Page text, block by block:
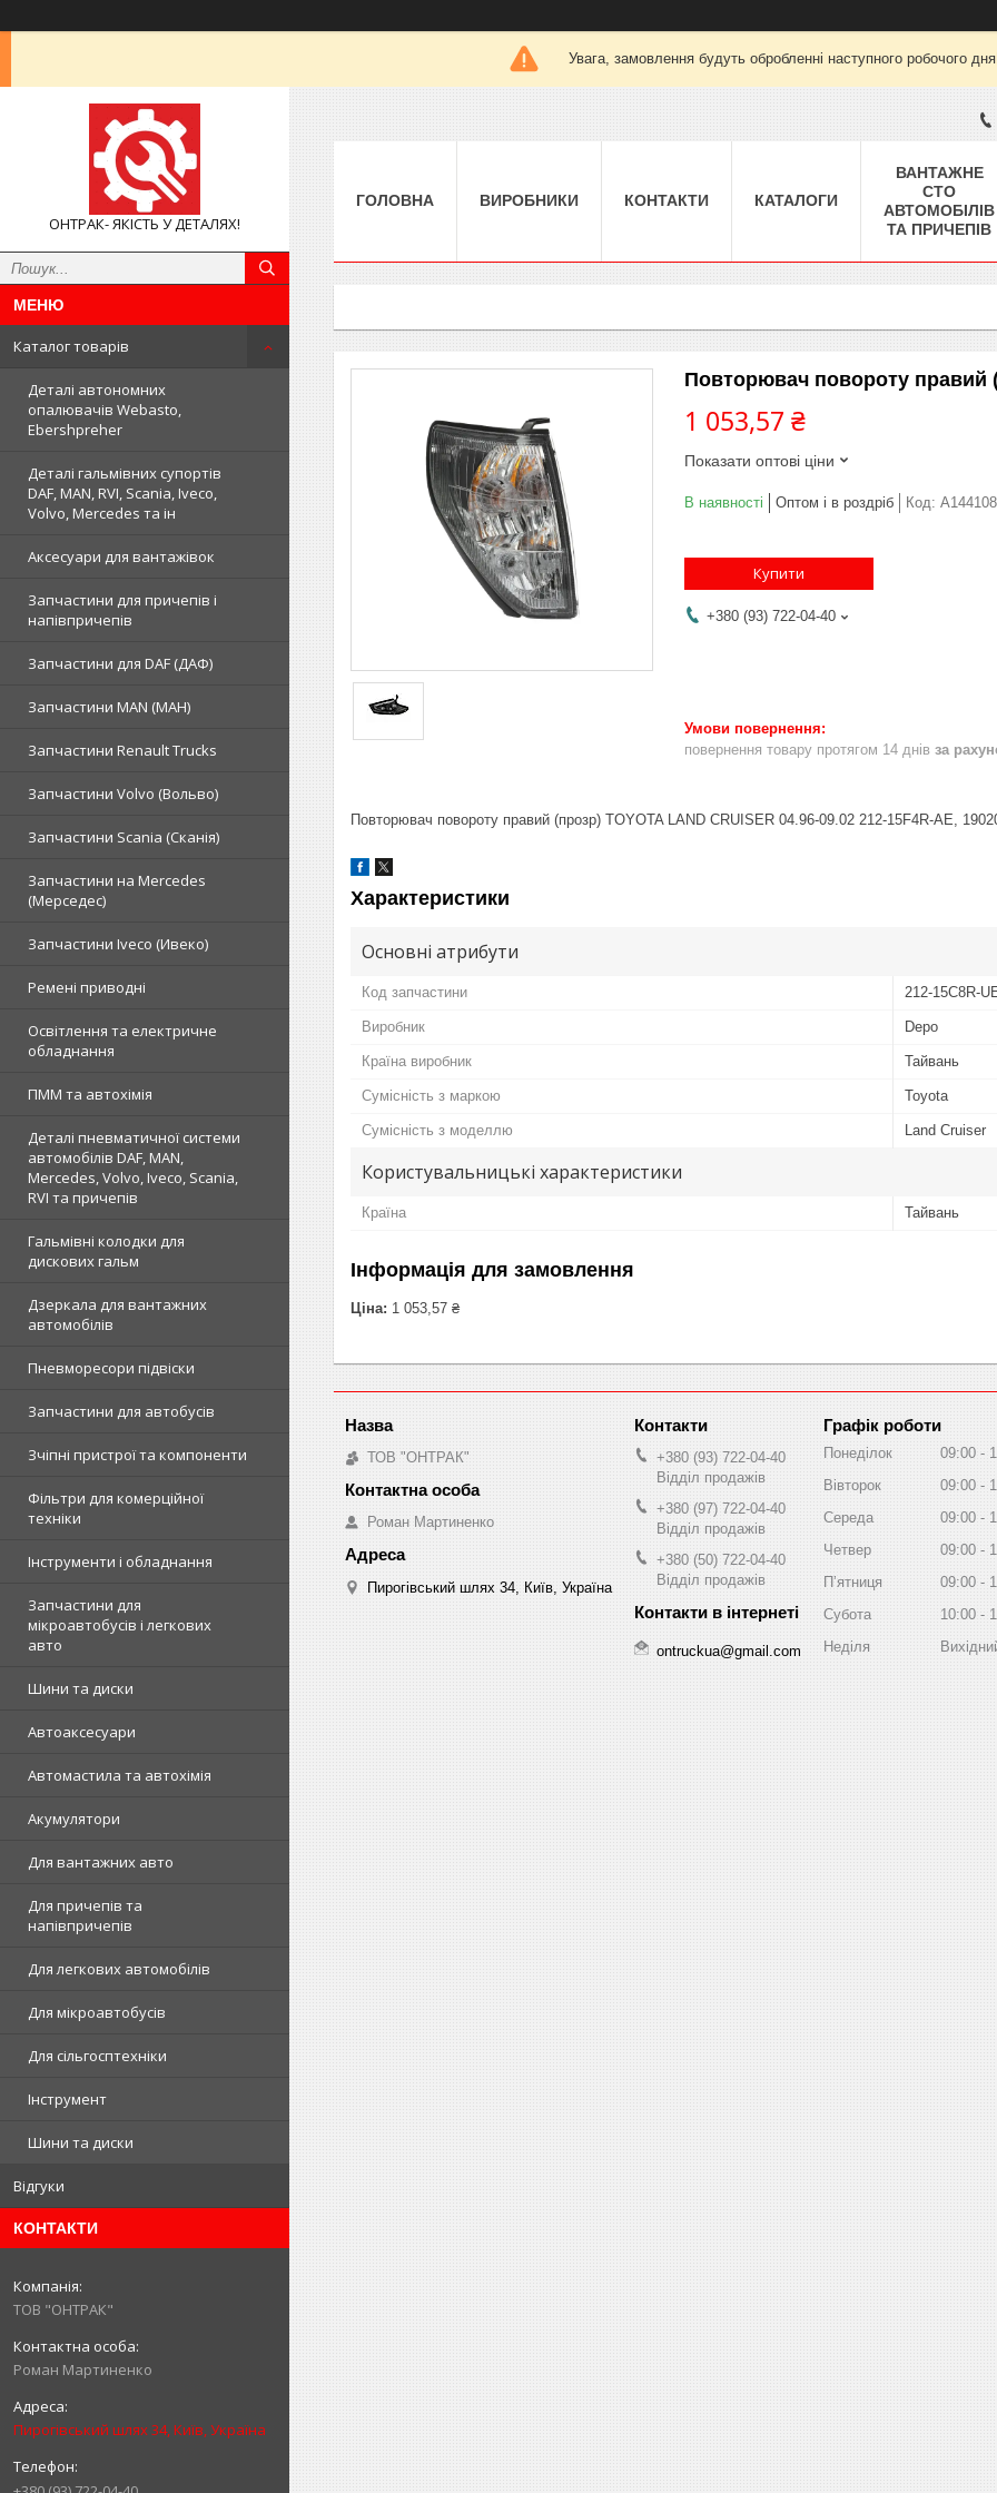
Увага, замовлення будуть обробленні наступного робочого
ОНТРАК- ЯКІСТЬ У ДЕТАЛЯХ!
Каталог товарів
Деталі автономних
опалювачів Webasto,
Ebershpreher
Деталі гальмівних супортів
DAF, MAN, RVI, Scania, Iveco,
Volvo, Mercedes та ін
Аксесуари для вантажівок
Запчастини для причепів і
напівпричепів
Запчастини для DAF (ДАФ)
Запчастини MAN (МАН)
Запчастини Renault Trucks
Запчастини Volvo (Вольво)
Запчастини Scania (Сканія)
Запчастини на Mercedes
(Мерседес)
Запчастини Iveco (Ивеко)
Ремені приводні
Освітлення та електричне
обладнання
ПММ та автохімія
Деталі пневматичної системи
автомобілів DAF, MAN,
Mercedes, Volvo, Iveco, Scania,
RVI та причепів
Гальмівні колодки для
дискових гальм
Дзеркала для вантажних
автомобілів
Пневморесори підвіски
Запчастини для автобусів
Зчіпні пристрої та компоненти
Фільтри для комерційної
техніки
Інструменти і обладнання
Запчастини для
мікроавтобусів і легкових
авто
Шини та диски
Автоаксесуари
Автомастила та автохімія
Акумулятори
Для вантажних авто
Для причепів та
напівпричепів
Для легкових автомобілів
Для мікроавтобусів
Для сільгосптехніки
Інструмент
Шини та диски
Відгуки
КОНТАКТИ
ТОВ "ОНТРАК"
Роман Мартиненко
Пирогівський шлях 34, Київ, Україна
ГОЛОВНА ВИРОБНИКИ КОНТАКТИ КАТАЛОГИ
ВАНТАЖНЕ
СТО
АВТОМОБІЛІВ
ТА ПРИЧЕПІВ
Повторювач повороту правий
1 053,57 ₴
Показати оптові ціни
В наявності Оптом і в роздріб Код: A144108
Купити
+380 (93) 722-04-40
повернення товару протягом 14 днів за
Повторювач повороту правий (прозр) TOYOTA LAND CRUISER 04.96-09.02 212-15F4R-AE,
Характеристики
Основні атрибути
Код запчастини 212-15C8R-
Виробник Depo
Країна виробник Тайвань
Сумісність з маркою Toyota
Сумісність з моделлю Land Cruiser
Користувальницькі характеристики
Країна Тайвань
Інформація для замовлення
Ціна: 1 053,57 ₴
ТОВ "ОНТРАК"
Роман Мартиненко
Пирогівський шлях 34, Київ, Україна
+380 (93) 722-04-40
Відділ продажів
+380 (97) 722-04-40
Відділ продажів
+380 (50) 722-04-40
Відділ продажів
ontruckua@gmail.com
Графік роботи
Понеділок 09:00
Вівторок
09:00
Середа
09:00
Четвер
09:00
Пʼятниця
09:00
Субота
10:00
Неділя